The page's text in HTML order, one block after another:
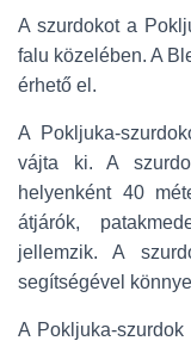
A szurdokot a
falu közelében. A
érhető el.
A Pokljuka-
vájta ki. A
helyenként 40
átjárók,
jellemzik. A
segítségével
A Pokljuka-